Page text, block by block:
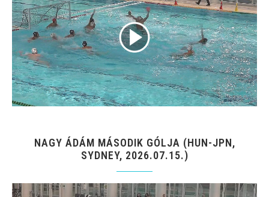
NAGY ÁDÁM MÁSODIK GÓLJA (HUN-JPN,
SYDNEY, 2026.07.15.)